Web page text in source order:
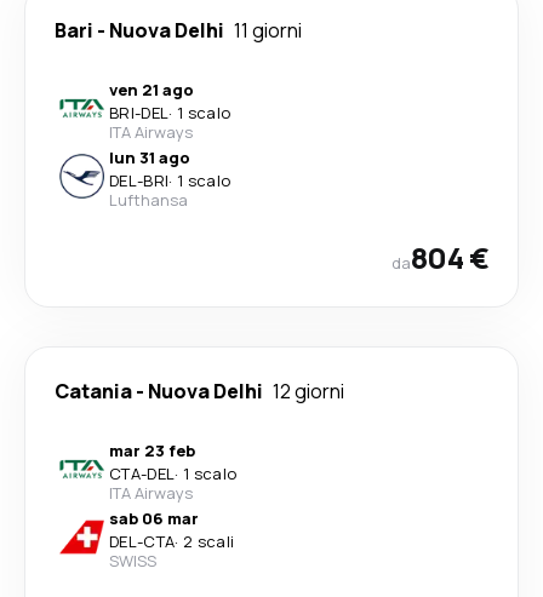
Bari - Nuova Delhi 11 giorni
ven 21 ago
BRI-DEL· 1 scalo
ITA Airways
lun 31 ago
DEL-BRI· 1 scalo
Lufthansa
da804 €
Catania- Nuova Delhi 12 giorni
mar 23 feb
CTA-DEL· 1 scalo
ITA Airways
sab 06 mar
DEL-CTA· 2 scali
SWISS